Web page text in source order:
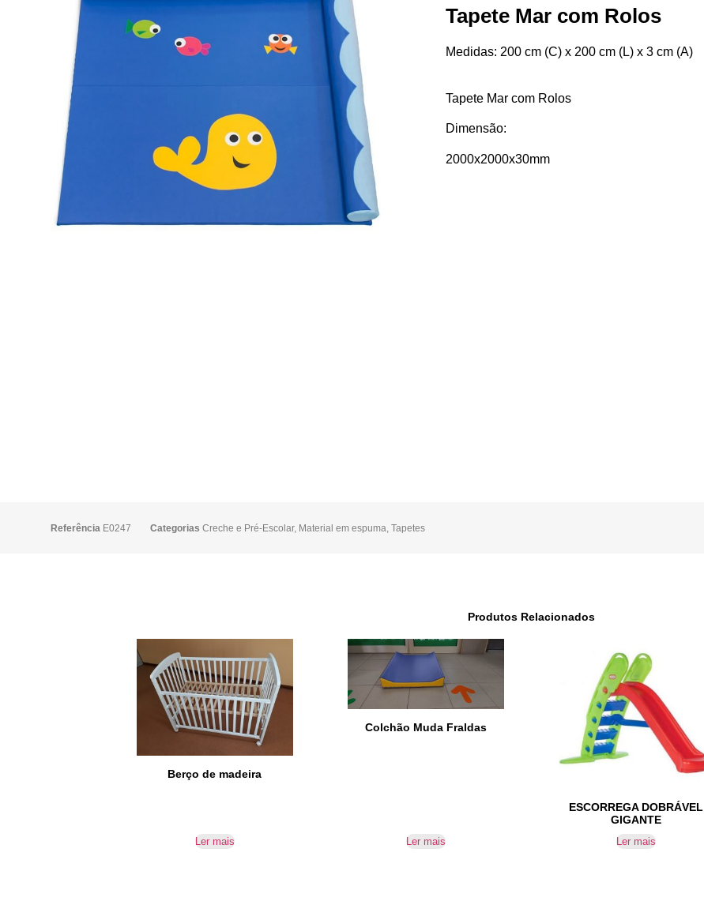
Tapete Mar com Rolos
Medidas: 200 cm (C) x 200 cm (L) x 3 cm (A)
Tapete Mar com Rolos
Dimensão:
2000x2000x30mm
Referência E0247 Categorias Creche e Pré-Escolar, Material em espuma Tapetes
Produtos Relacionados
Berço de madeira
Ler mais
Colchão Muda Fraldas
Ler mais
ESCORREGA DOBRÁVEL
GIGANTE
Ler mais